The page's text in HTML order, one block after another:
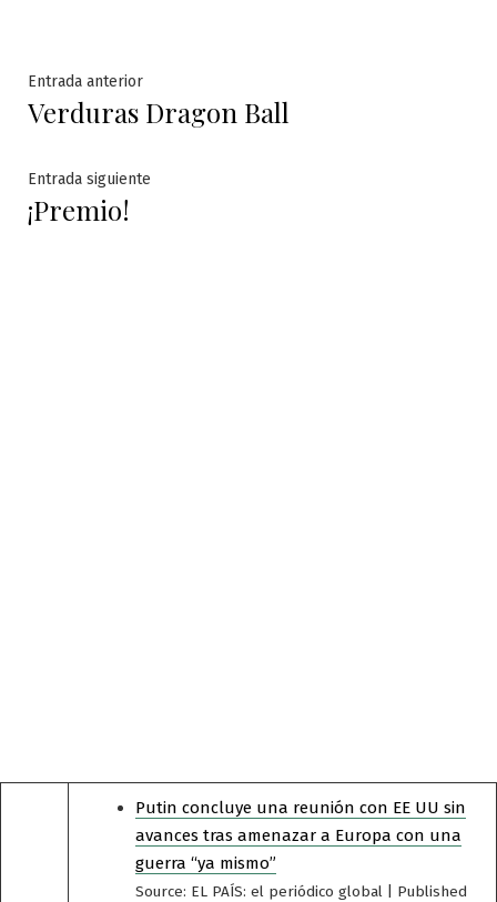
Navegación
de
entradas
Entrada anteriorEntrada
anterior:
Verduras Dragon Ball
Entrada siguiente
¡Premio!
Putin concluye una reunión con EE UU sin
avances tras amenazar a Europa con una
guerra “ya mismo”
Source: EL PAÍS: el periódico global
Published